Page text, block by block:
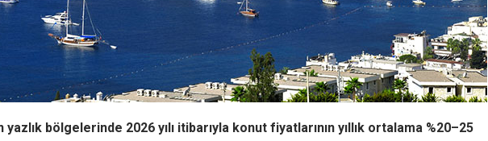
bölgelerinde 2026 yılı itibarıyla konut fiyatlarının yıllık ortalama %20–25